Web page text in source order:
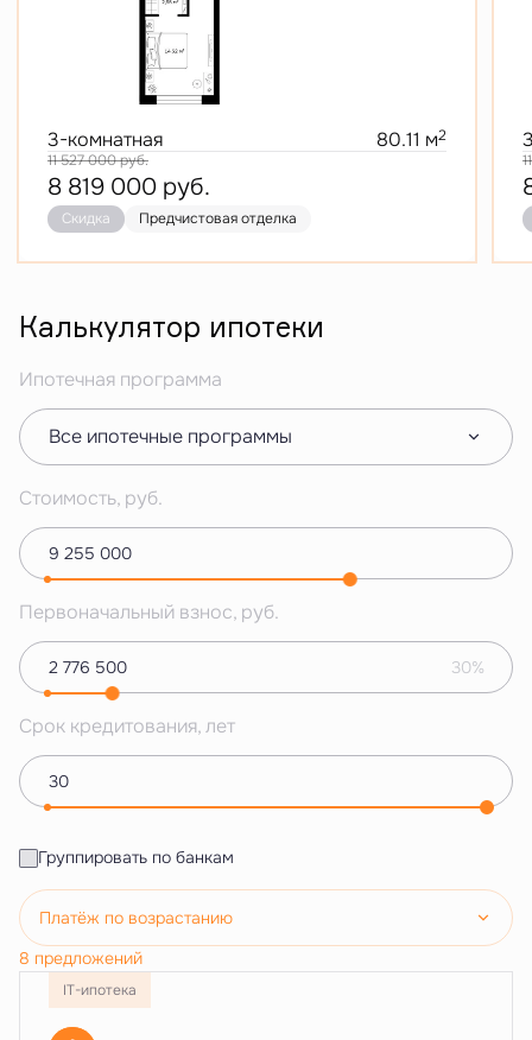
3-комнатная 80.11 м2
11 527 000руб.
8 819 000 руб.
Скидка Предчистовая отделка
Калькулятор ипотеки
Ипотечная программа
Все ипотечные программы
Стоимость, руб.
Первоначальный взнос, руб.
30%
Срок кредитования, лет
Группировать по банкам
Платёж по возрастанию
8 предложений
IT-ипотека